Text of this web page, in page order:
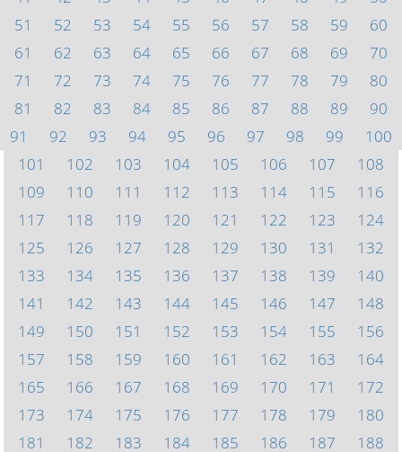
51
52 53 54 55 56 57 58 59
60
61
62 63 64 65 66 67 68 69
70
71
72 73 74 75 76 77 78 79
80
81
82 83 84 85 86 87 88 89
90
91
92 93 94 95 96 97 98 99
100
101
102 103 104 105 106 107
108
109
110 111 112 113 114 115
116
117
118 119 120 121 122 123
124
125
126 127 128 129 130 131
132
133
134 135 136 137 138 139
140
141
142 143 144 145 146 147
148
149
150 151 152 153 154 155
156
157
158 159 160 161 162 163
164
165
166 167 168 169 170 171
172
173
174 175 176 177 178 179
180
181
182 183 184 185 186 187
188